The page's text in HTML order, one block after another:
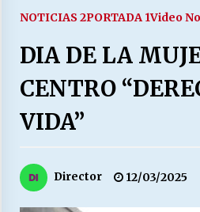
cuándo van a
HISTORIA
27/07/2026
NOTICIAS 2PORTADA 1Video
DIA DE LA
CENTRO
VIDA”
Director 12/03/2025